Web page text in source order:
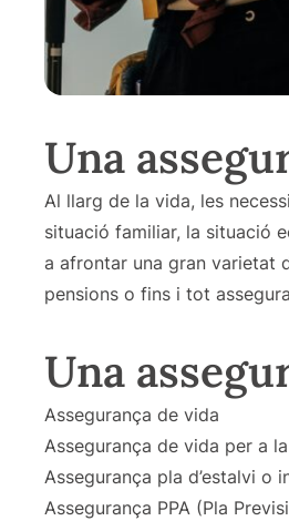
Una
Al llarg de la vida, les
situació familiar, la situació
a afrontar una gran varietat
pensions o fins i tot
Una
Assegurança de vida
Assegurança de vida per a
Assegurança pla d’estalvi o
Assegurança PPA (Pla